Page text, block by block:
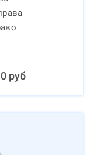
руб